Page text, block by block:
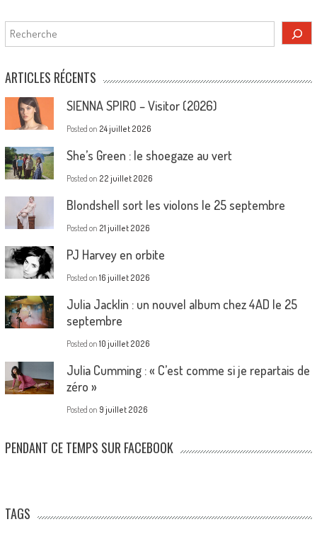
Rechercher
ARTICLES RÉCENTS
SIENNA SPIRO – Visitor (2026)
Posted on 24 juillet 2026
She’s Green : le shoegaze au vert
Posted on 22 juillet 2026
Blondshell sort les violons le 25 septembre
Posted on 21 juillet 2026
PJ Harvey en orbite
Posted on 16 juillet 2026
Julia Jacklin : un nouvel album chez 4AD le 25
septembre
Posted on 10 juillet 2026
Julia Cumming : « C’est comme si je repartais de
zéro »
Posted on 9 juillet 2026
PENDANT CE TEMPS SUR FACEBOOK
TAGS